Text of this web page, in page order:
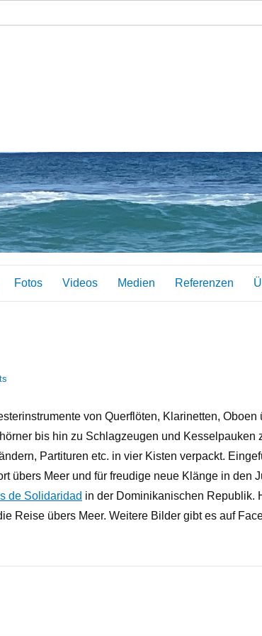
Fotos Videos Medien Referenzen
von Querflöten, Klarinetten,
bis hin zu Schlagzeugen und Kesselpauken
Partituren etc. in vier Kisten verpackt.
übers Meer und für freudige neue Klänge in den
de Solidaridad in der Dominikanischen Republik.
Reise übers Meer. Weitere Bilder gibt es auf